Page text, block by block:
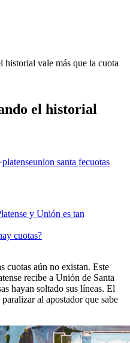
historial vale más que la cuota
el historial
·platenseunion santa fecuotas
y Unión es tan
cuotas?
cuotas aún no existan. Este
recibe a Unión de Santa
hayan soltado sus líneas. El
al apostador que sabe